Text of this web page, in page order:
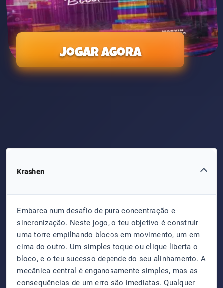
Jogar agora
Krashen
Embarca num desafio de pura concentração e
sincronização. Neste jogo, o teu objetivo é construir
uma torre empilhando blocos em movimento, um em
cima do outro. Um simples toque ou clique liberta o
bloco, e o teu sucesso depende do seu alinhamento. A
mecânica central é enganosamente simples, mas as
consequências de um erro são imediatas. Qualquer